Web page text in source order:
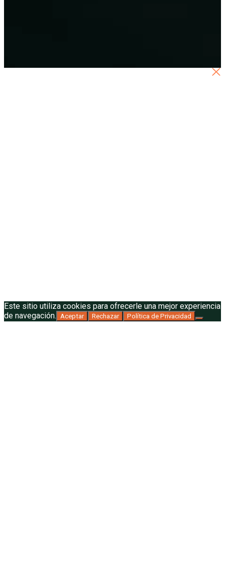
Este sitio utiliza cookies para ofrecerle una mejor experiencia
de navegación. Aceptar Rechazar Política de Privacidad